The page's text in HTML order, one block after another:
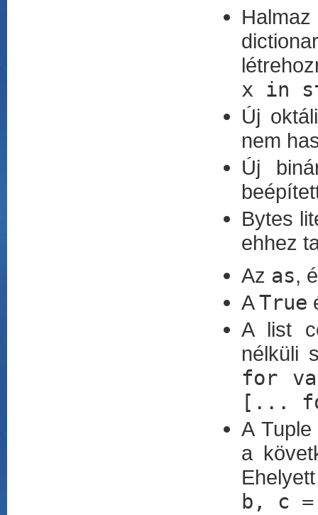
x in
Új
nem
Új
Bytes
ehhez
Az as,
ATrue
A list
nélküli
for
[...
A
a
b, c